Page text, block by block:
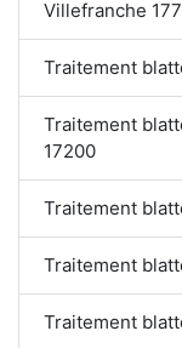
Villefranche
Traitement
Traitement
17200
Traitement
Traitement
Traitement